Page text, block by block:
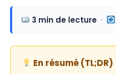
3 min de lecture ·
En résumé (TL;DR)